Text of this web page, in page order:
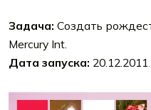
Задача: Создать
Mercury Int.
Дата запуска: 20.12.2011.